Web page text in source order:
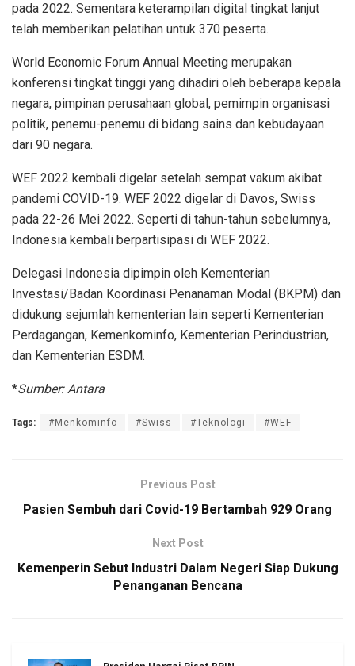
pada 2022. Sementara keterampilan digital tingkat lanjut
telah memberikan pelatihan untuk 370 peserta.
World Economic Forum Annual Meeting merupakan
konferensi tingkat tinggi yang dihadiri oleh beberapa kepala
negara, pimpinan perusahaan global, pemimpin organisasi
politik, penemu-penemu di bidang sains dan kebudayaan
dari 90 negara.
WEF 2022 kembali digelar setelah sempat vakum akibat
pandemi COVID-19. WEF 2022 digelar di Davos, Swiss
pada 22-26 Mei 2022. Seperti di tahun-tahun sebelumnya,
Indonesia kembali berpartisipasi di WEF 2022.
Delegasi Indonesia dipimpin oleh Kementerian
Investasi/Badan Koordinasi Penanaman Modal (BKPM) dan
didukung sejumlah kementerian lain seperti Kementerian
Perdagangan, Kemenkominfo, Kementerian Perindustrian,
dan Kementerian ESDM.
*Sumber: Antara
Tags: #Menkominfo #Swiss #Teknologi #WEF
Previous Post
Pasien Sembuh dari Covid-19 Bertambah 929 Orang
Next Post
Kemenperin Sebut Industri Dalam Negeri Siap Dukung
Penanganan Bencana